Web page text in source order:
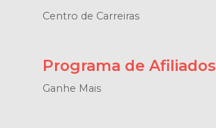
Centro de Carreiras
Programa de Afiliados
Ganhe Mais